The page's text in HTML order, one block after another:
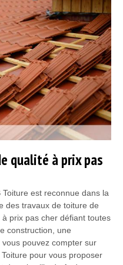
qualité à prix pas
est reconnue dans la
des travaux de toiture de
prix pas cher défiant toutes
construction, une
pouvez compter sur
pour vous proposer